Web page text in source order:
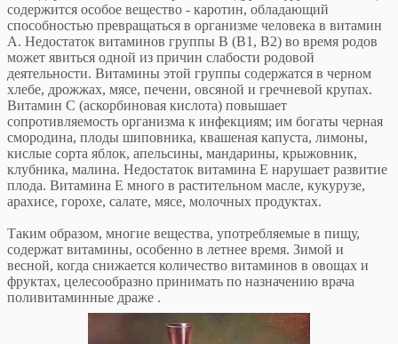
содержится особое вещество - каротин, обладающий
способностью превращаться в организме человека в витамин
А. Недостаток витаминов группы В (В1, В2) во время родов
может явиться одной из причин слабости родовой
деятельности. Витамины этой группы содержатся в черном
хлебе, дрожжах, мясе, печени, овсяной и гречневой крупах.
Витамин С (аскорбиновая кислота) повышает
сопротивляемость организма к инфекциям; им богаты черная
смородина, плоды шиповника, квашеная капуста, лимоны,
кислые сорта яблок, апельсины, мандарины, крыжовник,
клубника, малина. Недостаток витамина Е нарушает развитие
плода. Витамина Е много в растительном масле, кукурузе,
арахисе, горохе, салате, мясе, молочных продуктах.
Таким образом, многие вещества, употребляемые в пищу,
содержат витамины, особенно в летнее время. Зимой и
весной, когда снижается количество витаминов в овощах и
фруктах, целесообразно принимать по назначению врача
поливитаминные драже .